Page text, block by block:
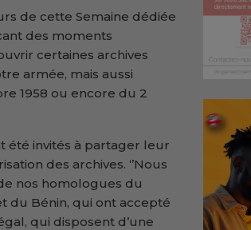
de cette Semaine dédiée
des moments
certaines archives
armée, mais aussi
1958 ou encore du 2
été invités à partager leur
des archives. ‘’Nous
nos homologues du
du Bénin, qui ont accepté
qui disposent d’une